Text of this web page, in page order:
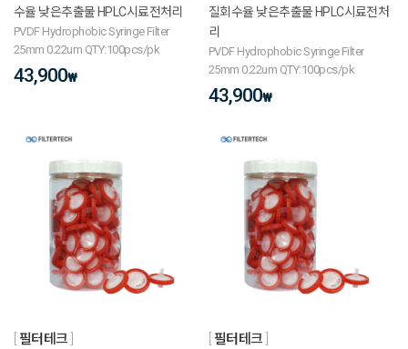
수율 낮은추출물 HPLC시료전처리
PVDF Hydrophobic Syringe Filter
25mm 0.22um QTY:100pcs/pk
43,900₩
질회수율 낮은추출물 HPLC시료전처
리
PVDF Hydrophobic Syringe Filter
25mm 0.22um QTY:100pcs/pk
43,900₩
필터테크 필터테크